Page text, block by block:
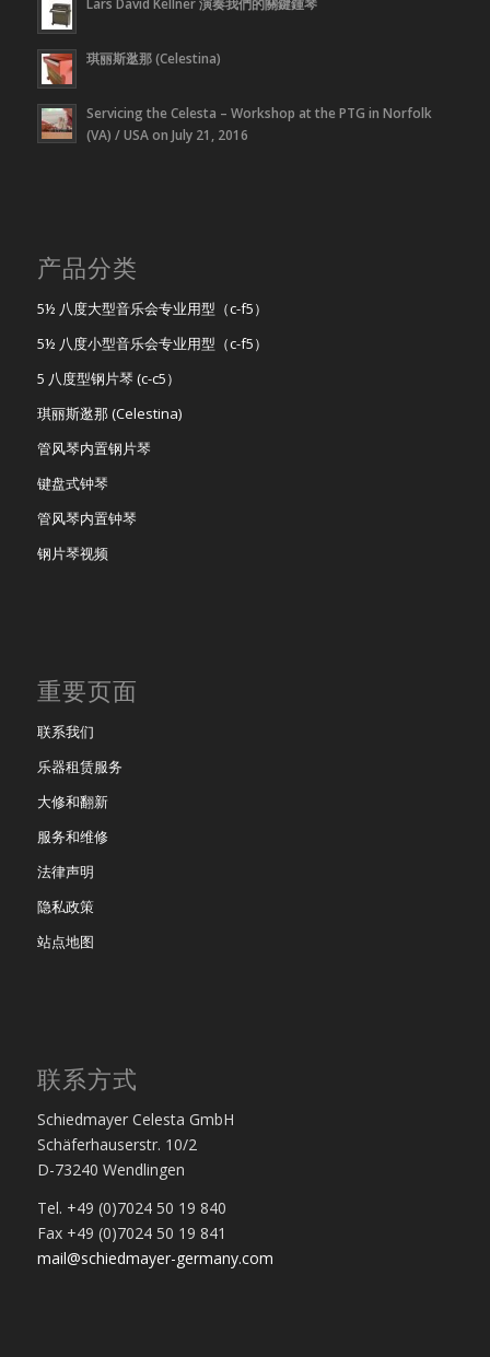
Lars David Kellner 演奏我們的關鍵鍾琴
琪丽斯逖那 (Celestina)
Servicing the Celesta – Workshop at the PTG in Norfolk
(VA) / USA on July 21, 2016
产品分类
5½ 八度大型音乐会专业用型（c-f5）
5½ 八度小型音乐会专业用型（c-f5）
5 八度型钢片琴 (c-c5）
琪丽斯逖那 (Celestina)
管风琴内置钢片琴
键盘式钟琴
管风琴内置钟琴
钢片琴视频
重要页面
联系我们
乐器租赁服务
大修和翻新
服务和维修
法律声明
隐私政策
站点地图
联系方式
Schiedmayer Celesta GmbH
Schäferhauserstr. 10/2
D-73240 Wendlingen
Tel. +49 (0)7024 50 19 840
Fax +49 (0)7024 50 19 841
mail@schiedmayer-germany.com